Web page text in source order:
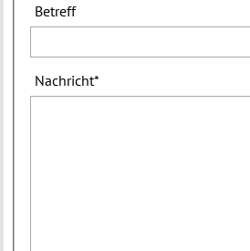
Betreff
Nachricht*